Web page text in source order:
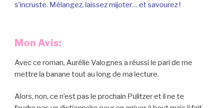
s’incruste. Mélangez, laissez mijoter… et savourez !
Mon Avis:
Avec ce roman, Aurélie Valognes a réussi le pari de me
mettre la banane tout au long de ma lecture.
Alors, non, ce n’est pas le prochain Pulitzer et il ne te